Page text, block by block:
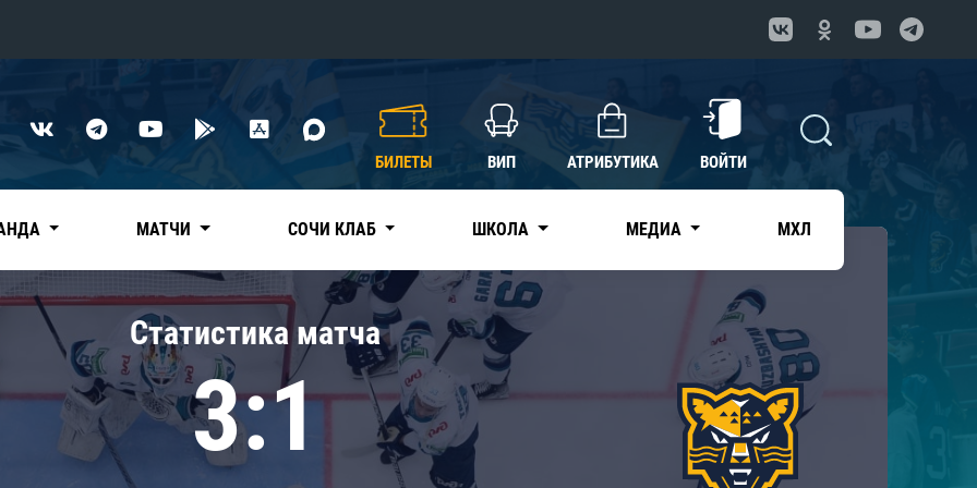
Нефтехимик
Дивизион Чернышева
Авангард
Адмирал
КХЛ
БИЛЕТЫ ВИП АТРИБУТИКА ВОЙТИ
МАТЧИ СОЧИ КЛАБ ШКОЛА МЕДИА МХЛ
Статистика матча
3:1